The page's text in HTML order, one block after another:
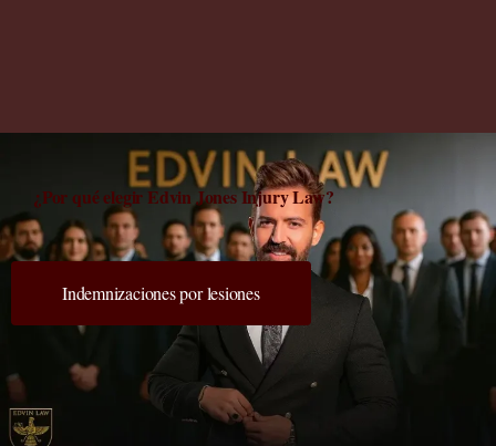
¿Por qué elegir Edvin Jones Injury Law?
Indemnizaciones por lesiones